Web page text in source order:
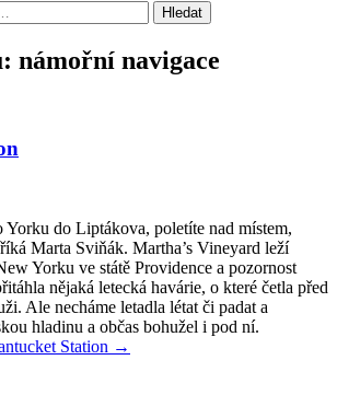
námořní navigace
do Liptákova, poletíte nad místem,
Marta Sviňák. Martha’s Vineyard leží
Yorku ve státě Providence a pozornost
nějaká letecká havárie, o které četla před
Ale necháme letadla létat či padat a
hladinu a občas bohužel i pod ní.
Station →